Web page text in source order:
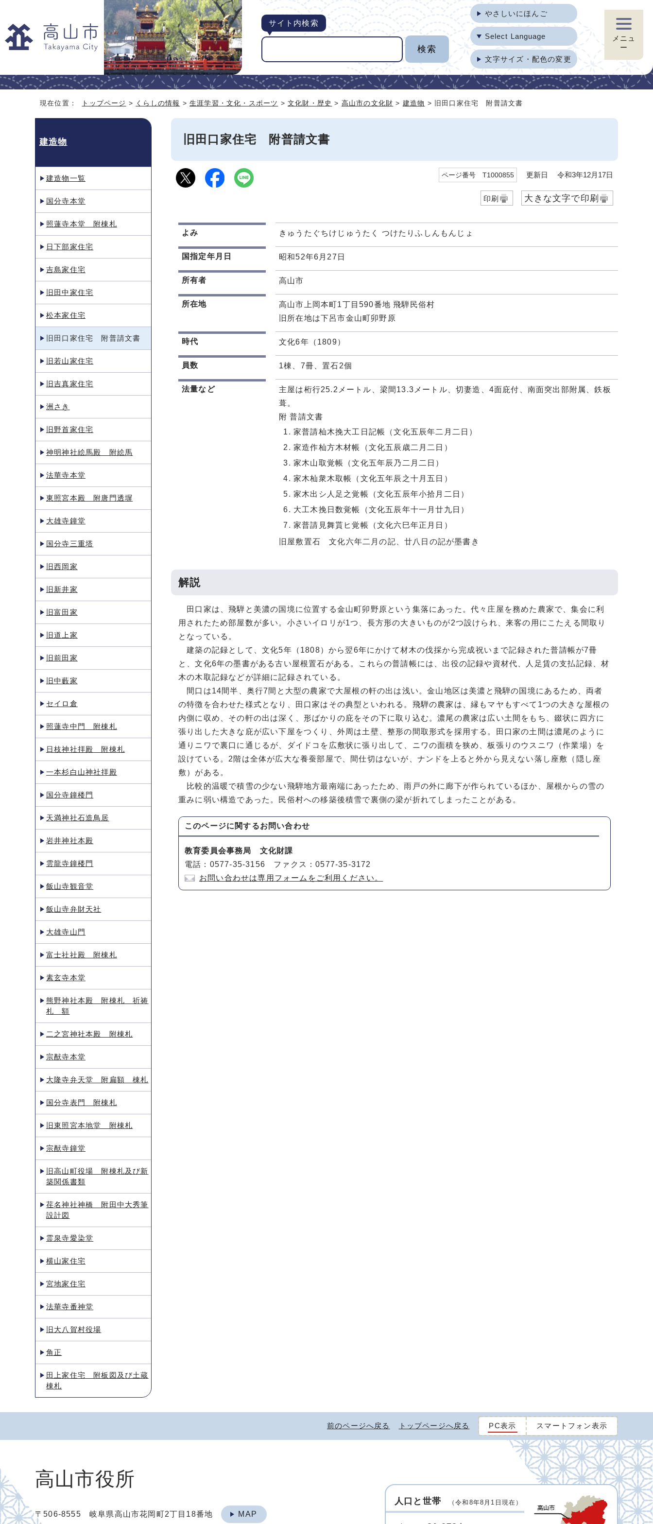
サイト内検索
やさしいにほんご
Select Language
文字サイズ・配色の変更
メニュ
ー
現在位置： トップページ > くらしの情報 >生涯学習・文化・スポーツ >文化財・歴史 > 高山市の文化財 > 建造物 > 旧田口家住宅 附普請文書
旧田口家住宅 附普請文書
ページ番号 T1000855 更新日 令和3年12月17日
印刷 大きな文字で印刷
よみ きゅうたぐちけじゅうたく つけたりふしんもんじょ
国指定年月日 昭和52年6月27日
所有者 高山市
所在地
高山市上岡本町1丁目590番地 飛騨民俗村
旧所在地は下呂市金山町卯野原
時代 文化6年（1809）
員数 1棟、7冊、置石2個
法量など
主屋は桁行25.2メートル、梁間13.3メートル、切妻造、4面庇付、南面突出部附属、鉄板
葺。
附 普請文書
家普請杣木挽大工日記帳（文化五辰年二月二日）
家造作杣方木材帳（文化五辰歳二月二日）
家木山取覚帳（文化五年辰乃二月二日）
家木杣衆木取帳（文化五年辰之十月五日）
家木出シ人足之覚帳（文化五辰年小拾月二日）
大工木挽日数覚帳（文化五辰年十一月廿九日）
家普請見舞貰ヒ覚帳（文化六巳年正月日）
旧屋敷置石 文化六年二月の記、廿八日の記が墨書き
解説
田口家は、飛騨と美濃の国境に位置する金山町卯野原という集落にあった。代々庄屋を務めた農家で、集会に利
用されたため部屋数が多い。小さいイロリが1つ、長方形の大きいものが2つ設けられ、来客の用にこたえる間取り
となっている。
建築の記録として、文化5年（1808）から翌6年にかけて材木の伐採から完成祝いまで記録された普請帳が7冊
と、文化6年の墨書がある古い屋根置石がある。これらの普請帳には、出役の記録や資材代、人足賃の支払記録、材
木の木取記録などが詳細に記録されている。
間口は14間半、奥行7間と大型の農家で大屋根の軒の出は浅い。金山地区は美濃と飛騨の国境にあるため、両者
の特徴を合わせた様式となり、田口家はその典型といわれる。飛騨の農家は、縁もマヤもすべて1つの大きな屋根の
内側に収め、その軒の出は深く、形ばかりの庇をその下に取り込む。濃尾の農家は広い土間をもち、錣状に四方に
張り出した大きな庇が広い下屋をつくり、外周は土壁、整形の間取形式を採用する。田口家の土間は濃尾のように
通りニワで裏口に通じるが、ダイドコを広敷状に張り出して、ニワの面積を狭め、板張りのウスニワ（作業場）を
設けている。2階は全体が広大な養蚕部屋で、間仕切はないが、ナンドを上ると外から見えない落し座敷（隠し座
敷）がある。
比較的温暖で積雪の少ない飛騨地方最南端にあったため、雨戸の外に廊下が作られているほか、屋根からの雪の
重みに弱い構造であった。民俗村への移築後積雪で裏側の梁が折れてしまったことがある。
このページに関するお問い合わせ
教育委員会事務局 文化財課
電話：0577-35-3156 ファクス：0577-35-3172
お問い合わせは専用フォームをご利用ください。
建造物
建造物一覧
国分寺本堂
照蓮寺本堂 附棟札
日下部家住宅
吉島家住宅
旧田中家住宅
松本家住宅
旧田口家住宅 附普請文書
旧若山家住宅
旧吉真家住宅
洲さき
旧野首家住宅
神明神社絵馬殿 附絵馬
法華寺本堂
東照宮本殿 附唐門透塀
大雄寺鐘堂
国分寺三重塔
旧西岡家
旧新井家
旧富田家
旧道上家
旧前田家
旧中藪家
セイロ倉
照蓮寺中門 附棟札
日枝神社拝殿 附棟札
一本杉白山神社拝殿
国分寺鐘楼門
天満神社石造鳥居
岩井神社本殿
雲龍寺鐘楼門
飯山寺観音堂
飯山寺弁財天社
大雄寺山門
富士社社殿 附棟札
素玄寺本堂
熊野神社本殿 附棟札 祈祷
札 額
二之宮神社本殿 附棟札
宗猷寺本堂
大隆寺弁天堂 附扁額 棟札
国分寺表門 附棟札
旧東照宮本地堂 附棟札
宗猷寺鐘堂
旧高山町役場 附棟札及び新
築関係書類
荏名神社神橋 附田中大秀筆
設計図
霊泉寺愛染堂
横山家住宅
宮地家住宅
法華寺番神堂
旧大八賀村役場
角正
田上家住宅 附板図及び土蔵
棟札
前のページへ戻る トップページへ戻る PC表示 スマートフォン表示
高山市役所
〒506-8555 岐阜県高山市花岡町2丁目18番地 MAP
人口と世帯 （令和8年8月1日現在）